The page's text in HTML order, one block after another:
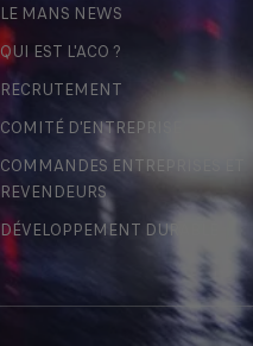
LE MANS NEWS
QUI EST L'ACO ?
RECRUTEMENT
COMITÉ D'ENTREPRISE
COMMANDES ENTREPRISES ET
REVENDEURS
DÉVELOPPEMENT DURABLE